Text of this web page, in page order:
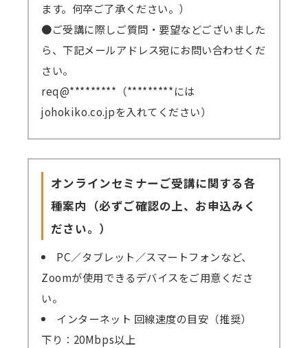
ます。何卒ご了承ください。）
●ご受講に際しご質問・要望などございました
ら、下記メールアドレス宛にお問い合わせくだ
さい。
req@*********（*********には
johokiko.co.jpを入れてください）
オンラインセミナーご受講に関する各
種案内（必ずご確認の上、お申込みく
ださい。）
PC／タブレット／スマートフォンなど、
Zoomが使用できるデバイスをご用意くださ
い。
インターネット 回線速度の目安（推奨）
下り：20Mbps以上